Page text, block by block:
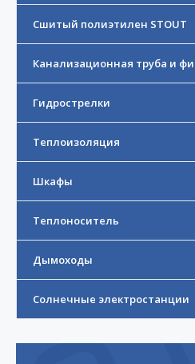
Сшитый полиэтилен STOUT
Канализационная труба и
Гидрострелки
Теплоизоляция
Шкафы
Теплоноситель
Дымоходы
Солнечные электростанции